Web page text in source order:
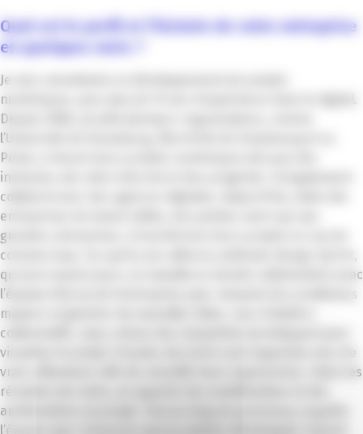
Quel est le profil et l’histoire de votre entreprise
en quelques mots ?
Je suis consultante en développement de projets
numériques, avec plus de 15 ans d’expérience dans le digital.
Depuis 2008, j’ai aidé plusieurs organisations, comme
l’Université de Strasbourg, Électricité de Strasbourg et La
Poste, à réussir leurs projets numériques tels que des
intranets, des sites internet et des progiciels. J’ai également
collaboré avec des agences digitales. Aujourd’hui, j’aide des
entreprises de toutes tailles, des petites start-ups aux
grandes entreprises, à transformer leurs projets en succès
commerciaux. Ux-spirit.com utilise la méthode Design Sprint,
qui dure quatre jours. Je travaille en étroite collaboration avec
l’équipe interne de l’entreprise pour résoudre les problèmes
majeurs et générer de nouvelles idées. Lors d’ateliers
collaboratifs, nous créons des maquettes (prototypes) pour
visualiser le projet. Ensuite, des tests sont organisés avec de
vrais utilisateurs afin de recueillir leurs impressions. Selon les
résultats des tests, on apporte des modifications et des
améliorations au projet. Tout au long du processus, je guide
l’équipe pour m’assurer que la solution développée répond